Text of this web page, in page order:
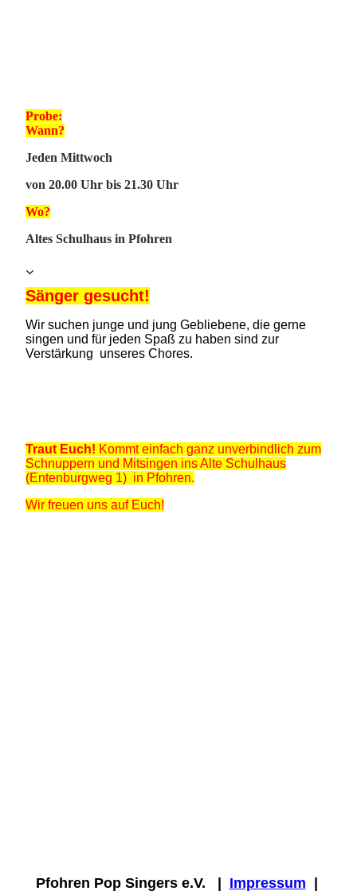
Probe:
Wann?
Jeden Mittwoch
von 20.00 Uhr bis 21.30 Uhr
Wo?
Altes Schulhaus in Pfohren
Sänger gesucht!
Wir suchen junge und jung Gebliebene, die gerne
singen und für jeden Spaß zu haben sind zur
Verstärkung unseres Chores.
Traut Euch! Kommt einfach ganz unverbindlich zum
Schnuppern und Mitsingen ins Alte Schulhaus
(Entenburgweg 1) in Pfohren.
Wir freuen uns auf Euch!
Pfohren Pop Singers e.V. | Impressum |